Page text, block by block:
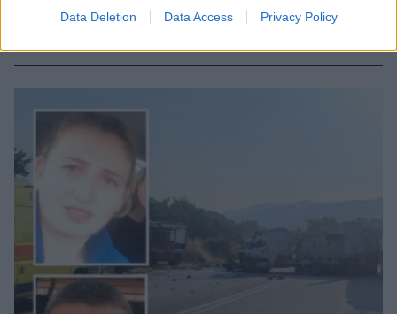
Data Deletion Data Access Privacy Policy
Κρήτη ζητά... τιμή για να ασελγήσει σε ανήλικη, τι